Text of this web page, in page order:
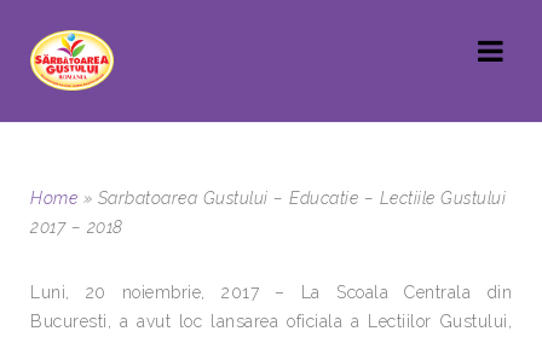
Home » Sarbatoarea Gustului – Educatie – Lectiile Gustului
2017 – 2018
Luni, 20 noiembrie, 2017 – La Scoala Centrala din
Bucuresti, a avut loc lansarea oficiala a Lectiilor Gustului,